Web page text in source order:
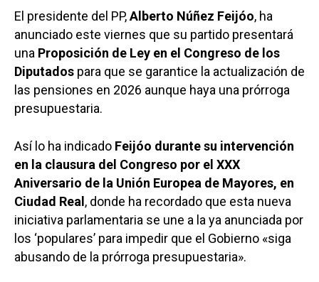
El presidente del PP,Alberto Núñez Feijóo, ha
anunciado este viernes que su partido presentará
una Proposición de Ley en el Congreso de los
Diputados para que se garantice la actualización de
las pensiones en 2026 aunque haya una prórroga
presupuestaria.
Así lo ha indicado Feijóo durante su intervención
en la clausura del Congreso por el XXX
Aniversario de la Unión Europea de Mayores, en
Ciudad Real, donde ha recordado que esta nueva
iniciativa parlamentaria se une a la ya anunciada por
los ‘populares’ para impedir que el Gobierno «siga
abusando de la prórroga presupuestaria».